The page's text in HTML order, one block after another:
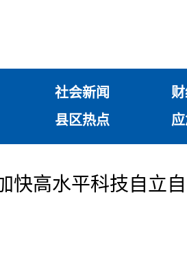
社会新闻
县区热点
快高水平科技自立